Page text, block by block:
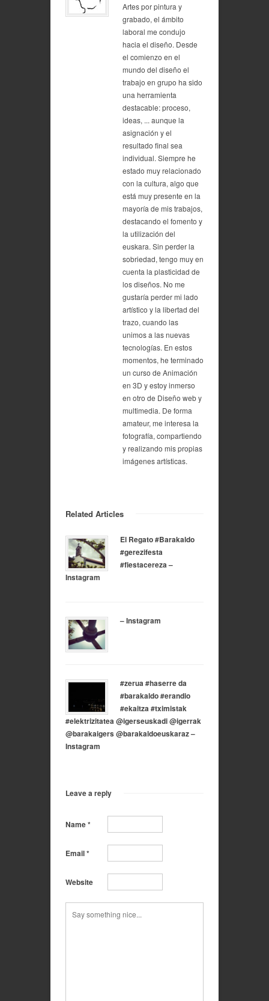
Artes por pintura y
grabado, el ámbito
laboral me condujo
hacia el diseño. Desde
el comienzo en el
mundo del diseño el
trabajo en grupo ha sido
una herramienta
destacable: proceso,
ideas, ... aunque la
asignación y el
resultado final sea
individual. Siempre he
estado muy relacionado
con la cultura, algo que
está muy presente en la
mayoría de mis trabajos,
destacando el fomento y
la utilización del
euskara. Sin perder la
sobriedad, tengo muy en
cuenta la plasticidad de
los diseños. No me
gustaría perder mi lado
artístico y la libertad del
trazo, cuando las
unimos a las nuevas
tecnologías. En estos
momentos, he terminado
un curso de Animación
en 3D y estoy inmerso
en otro de Diseño web y
multimedia. De forma
amateur, me interesa la
fotografía, compartiendo
y realizando mis propias
imágenes artísticas.
Related Articles
El Regato #Barakaldo
#gerezifesta
#fiestacereza –
Instagram
– Instagram
#zerua #haserre da
#barakaldo #erandio
#ekaitza #tximistak
#elektrizitatea @igerseuskadi @igerrak
@barakaigers @barakaldoeuskaraz –
Instagram
Leave a reply
Name*
Email*
Website